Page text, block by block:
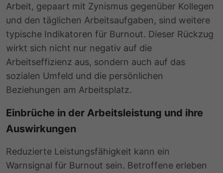
Arbeit, gepaart mit Zynismus gegenüber Kollegen
und den täglichen Arbeitsaufgaben, sind weitere
typische Indikatoren für Burnout. Dieser Rückzug
wirkt sich nicht nur negativ auf die
Arbeitseffizienz aus, sondern auch auf das
sozialen Umfeld und die persönlichen
Beziehungen am Arbeitsplatz.
Einbrüche in der Arbeitsleistung und ihre
Auswirkungen
Reduzierte Leistungsfähigkeit kann ein
Warnsignal für Burnout sein. Betroffene erleben